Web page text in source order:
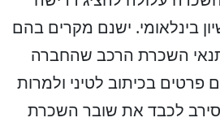
בינלאומי. ישנם מקרים בהם
השכרת הרכב שהחברה
פרטים בכיתוב לטיני ולמרות
לכבד את שובר השכרת